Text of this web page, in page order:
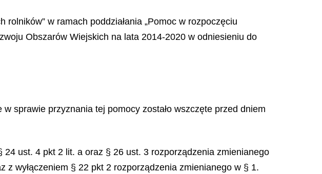
w ramach poddziałania „Pomoc w rozpoczęciu
Obszarów Wiejskich na lata 2014-2020 w odniesieniu do
sprawie przyznania tej pomocy zostało wszczęte przed dniem
ust. 4 pkt 2 lit. a oraz § 26 ust. 3 rozporządzenia zmienianego
wyłączeniem § 22 pkt 2 rozporządzenia zmienianego w § 1.